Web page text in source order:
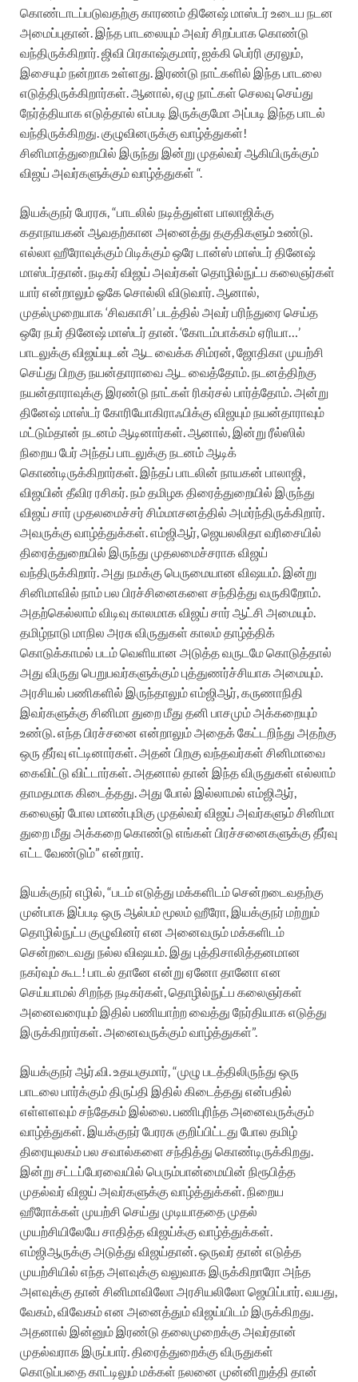
கொண்டாடப்படுவதற்கு காரணம் தினேஷ் மாஸ்டர் உடைய நடன
அமைப்புதான். இந்த பாடலையும் அவர் சிறப்பாக கொண்டு
வந்திருக்கிறார். ஜிவி பிரகாஷ்குமார், ஐக்கி பெர்ரி குரலும்,
இசையும் நன்றாக உள்ளது. இரண்டு நாட்களில் இந்த பாடலை
எடுத்திருக்கிறார்கள். ஆனால், ஏழு நாட்கள் செலவு செய்து
நேர்த்தியாக எடுத்தால் எப்படி இருக்குமோ அப்படி இந்த பாடல்
வந்திருக்கிறது. குழுவினருக்கு வாழ்த்துகள்!
சினிமாத்துறையில் இருந்து இன்று முதல்வர் ஆகியிருக்கும்
விஜய் அவர்களுக்கும் வாழ்த்துகள் “.
இயக்குநர் பேரரசு, “பாடலில் நடித்துள்ள பாலாஜிக்கு
கதாநாயகன் ஆவதற்கான அனைத்து தகுதிகளும் உண்டு.
எல்லா ஹீரோவுக்கும் பிடிக்கும் ஒரே டான்ஸ் மாஸ்டர் தினேஷ்
மாஸ்டர்தான். நடிகர் விஜய் அவர்கள் தொழில்நுட்ப கலைஞர்கள்
யார் என்றாலும் ஓகே சொல்லி விடுவார். ஆனால்,
முதல்முறையாக ‘சிவகாசி’ படத்தில் அவர் பரிந்துரை செய்த
ஒரே நபர் தினேஷ் மாஸ்டர் தான். ‘கோடம்பாக்கம் ஏரியா…’
பாடலுக்கு விஜய்யுடன் ஆட வைக்க சிம்ரன், ஜோதிகா முயற்சி
செய்து பிறகு நயன்தாராவை ஆட வைத்தோம். நடனத்திற்கு
நயன்தாராவுக்கு இரண்டு நாட்கள் ரிகர்சல் பார்த்தோம். அன்று
தினேஷ் மாஸ்டர் கோரியோகிராஃபிக்கு விஜயும் நயன்தாராவும்
மட்டும்தான் நடனம் ஆடினார்கள். ஆனால், இன்று ரீல்ஸில்
நிறைய பேர் அந்தப் பாடலுக்கு நடனம் ஆடிக்
கொண்டிருக்கிறார்கள். இந்தப் பாடலின் நாயகன் பாலாஜி,
விஜயின் தீவிர ரசிகர். நம் தமிழக திரைத்துறையில் இருந்து
விஜய் சார் முதலமைச்சர் சிம்மாசனத்தில் அமர்ந்திருக்கிறார்.
அவருக்கு வாழ்த்துக்கள். எம்ஜிஆர், ஜெயலலிதா வரிசையில்
திரைத்துறையில் இருந்து முதலமைச்சராக விஜய்
வந்திருக்கிறார். அது நமக்கு பெருமையான விஷயம். இன்று
சினிமாவில் நாம் பல பிரச்சினைகளை சந்தித்து வருகிறோம்.
அதற்கெல்லாம் விடிவு காலமாக விஜய் சார் ஆட்சி அமையும்.
தமிழ்நாடு மாநில அரசு விருதுகள் காலம் தாழ்த்திக்
கொடுக்காமல் படம் வெளியான அடுத்த வருடமே கொடுத்தால்
அது விருது பெறுபவர்களுக்கும் புத்துணர்ச்சியாக அமையும்.
அரசியல் பணிகளில் இருந்தாலும் எம்ஜிஆர், கருணாநிதி
இவர்களுக்கு சினிமா துறை மீது தனி பாசமும் அக்கறையும்
உண்டு. எந்த பிரச்சனை என்றாலும் அதைக் கேட்டறிந்து அதற்கு
ஒரு தீர்வு எட்டினார்கள். அதன் பிறகு வந்தவர்கள் சினிமாவை
கைவிட்டு விட்டார்கள். அதனால் தான் இந்த விருதுகள் எல்லாம்
தாமதமாக கிடைத்தது. அது போல் இல்லாமல் எம்ஜிஆர்,
கலைஞர் போல மாண்புமிகு முதல்வர் விஜய் அவர்களும் சினிமா
துறை மீது அக்கறை கொண்டு எங்கள் பிரச்சனைகளுக்கு தீர்வு
எட்ட வேண்டும்” என்றார்.
இயக்குநர் எழில், “படம் எடுத்து மக்களிடம் சென்றடைவதற்கு
முன்பாக இப்படி ஒரு ஆல்பம் மூலம் ஹீரோ, இயக்குநர் மற்றும்
தொழில்நுட்ப குழுவினர் என அனைவரும் மக்களிடம்
சென்றடைவது நல்ல விஷயம். இது புத்திசாலித்தனமான
நகர்வும் கூட! பாடல் தானே என்று ஏனோ தானோ என
செய்யாமல் சிறந்த நடிகர்கள், தொழில்நுட்ப கலைஞர்கள்
அனைவரையும் இதில் பணியாற்ற வைத்து நேர்தியாக எடுத்து
இருக்கிறார்கள். அனைவருக்கும் வாழ்த்துகள்”.
இயக்குநர் ஆர்.வி. உதயகுமார், “முழு படத்திலிருந்து ஒரு
பாடலை பார்க்கும் திருப்தி இதில் கிடைத்தது என்பதில்
எள்ளளவும் சந்தேகம் இல்லை. பணிபுரிந்த அனைவருக்கும்
வாழ்த்துகள். இயக்குநர் பேரரசு குறிப்பிட்டது போல தமிழ்
திரையுலகம் பல சவால்களை சந்தித்து கொண்டிருக்கிறது.
இன்று சட்டப்பேரவையில் பெரும்பான்மையின் நிரூபித்த
முதல்வர் விஜய் அவர்களுக்கு வாழ்த்துக்கள். நிறைய
ஹீரோக்கள் முயற்சி செய்து முடியாததை முதல்
முயற்சியிலேயே சாதித்த விஜய்க்கு வாழ்த்துக்கள்.
எம்ஜிஆருக்கு அடுத்து விஜய்தான். ஒருவர் தான் எடுத்த
முயற்சியில் எந்த அளவுக்கு வலுவாக இருக்கிறாரோ அந்த
அளவுக்கு தான் சினிமாவிலோ அரசியலிலோ ஜெயிப்பார். வயது,
வேகம், விவேகம் என அனைத்தும் விஜய்யிடம் இருக்கிறது.
அதனால் இன்னும் இரண்டு தலைமுறைக்கு அவர்தான்
முதல்வராக இருப்பார். திரைத்துறைக்கு விருதுகள்
கொடுப்பதை காட்டிலும் மக்கள் நலனை முன்னிறுத்தி தான்